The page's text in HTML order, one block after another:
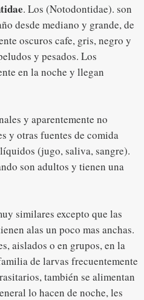
. Los (Notodontidae). son
desde mediano y grande, de
oscuros cafe, gris, negro y
y pesados. Los
en la noche y llegan
y aparentemente no
y otras fuentes de comida
(jugo, saliva, sangre).
son adultos y tienen una
similares excepto que las
alas un poco mas anchas.
aislados o en grupos, en la
de larvas frecuentemente
también se alimentan
lo hacen de noche, les